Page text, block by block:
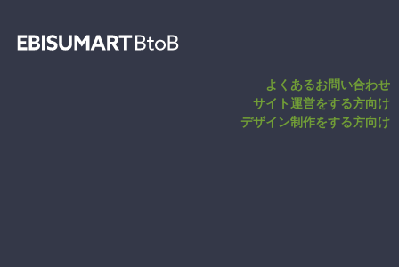
よくあるお問い合わせ
サイト運営をする方向け
デザイン制作をする方向け